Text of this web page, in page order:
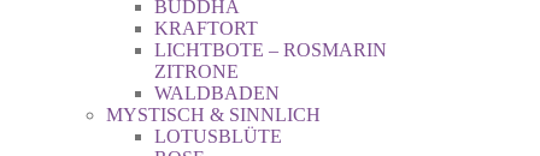
BUDDHA
KRAFTORT
LICHTBOTE – ROSMARIN
ZITRONE
WALDBADEN
MYSTISCH & SINNLICH
LOTUSBLÜTE